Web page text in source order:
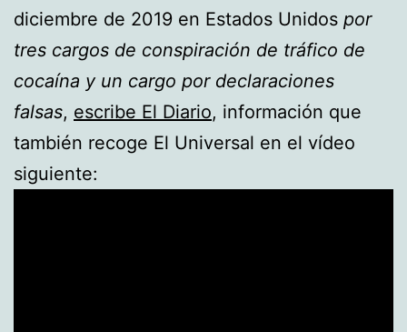
diciembre de 2019 en Estados Unidos por
tres cargos de conspiración de tráfico de
cocaína y un cargo por declaraciones
falsas, escribe El Diario, información que
también recoge El Universal en el vídeo
siguiente: